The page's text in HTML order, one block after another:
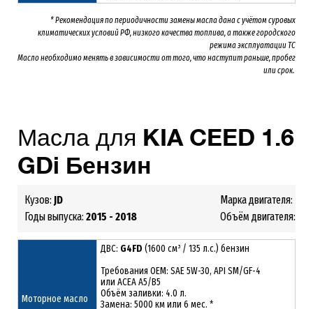
* Рекомендация по периодичности замены масла дана с учётом суровых
климатических условий РФ, низкого качества топлива, а также городского
режима эксплуатации ТС
Масло необходимо менятьв зависимости от того, что наступит раньше, пробег
или срок.
Масла для KIA CEED 1.6
GDi Бензин
Кузов: JD
Годы выпуска: 2015 - 2018
Марка двигателя:
Объём двигателя:
Моторное масло
ДВС: G4FD (1600 см³ / 135 л.с.) бензин
Требования ОЕМ: SAE 5W-30, API SM/GF-4
или ACEA A5/B5
Объём заливки: 4.0 л.
Замена: 5000 км или 6 мес. *